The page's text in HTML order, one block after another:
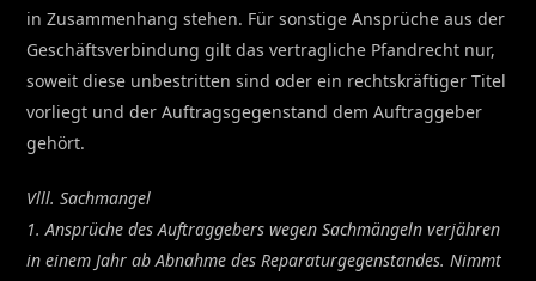
in Zusammenhang stehen. Für sonstige Ansprüche aus der
Geschäftsverbindung gilt das vertragliche Pfandrecht nur,
soweit diese unbestritten sind oder ein rechtskräftiger Titel
vorliegt und der Auftragsgegenstand dem Auftraggeber
gehört.
Vlll. Sachmangel
1. Ansprüche des Auftraggebers wegen Sachmängeln verjähren
in einem Jahr ab Abnahme des Reparaturgegenstandes. Nimmt